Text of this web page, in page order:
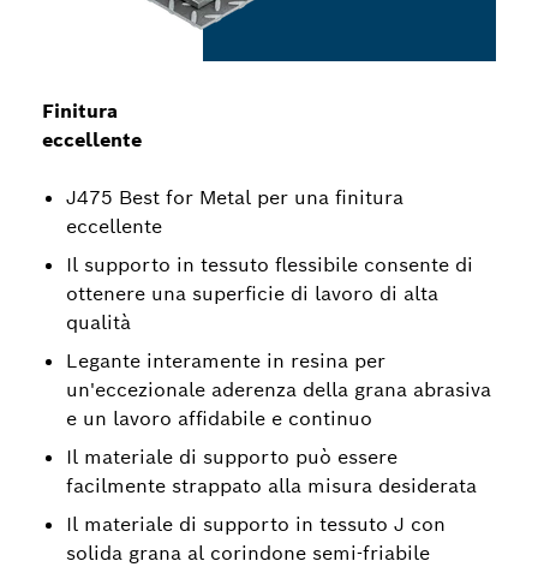
Finitura
eccellente
J475 Best for Metal per una finitura
eccellente
Il supporto in tessuto flessibile consente di
ottenere una superficie di lavoro di alta
qualità
Legante interamente in resina per
un'eccezionale aderenza della grana abrasiva
e un lavoro affidabile e continuo
Il materiale di supporto può essere
facilmente strappato alla misura desiderata
Il materiale di supporto in tessuto J con
solida grana al corindone semi-friabile